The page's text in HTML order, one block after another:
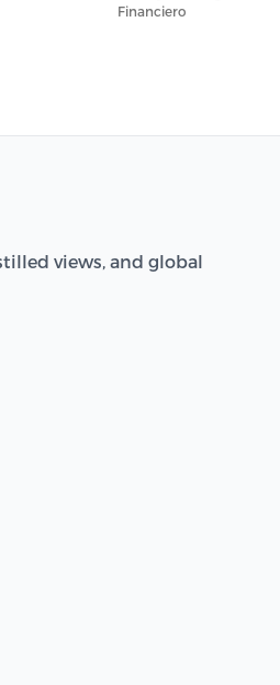
Financiero
views, and global